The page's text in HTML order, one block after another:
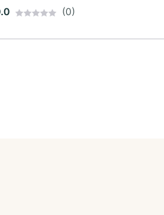
(0)